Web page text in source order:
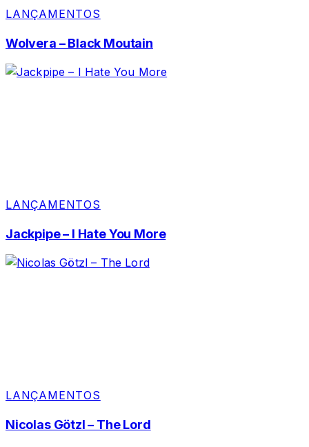
LANÇAMENTOS
Wolvera – Black Moutain
LANÇAMENTOS
Jackpipe – I Hate You More
LANÇAMENTOS
Nicolas Götzl – The Lord